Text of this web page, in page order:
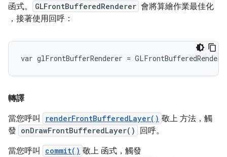
函式。
GLFrontBufferedRenderer 會將算繪作業最佳化
，接著使用回呼：
轉譯
當您呼叫
renderFrontBufferedLayer() 敬上 方法，觸
發 onDrawFrontBufferedLayer()
回呼。
當您呼叫
commit() 敬上 函式，觸發